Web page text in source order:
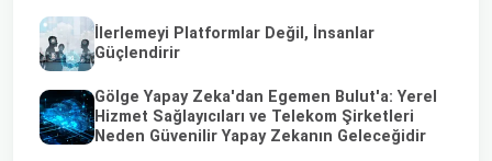
İlerlemeyi Platformlar Değil, İnsanlar
Güçlendirir
Gölge Yapay Zeka'dan Egemen Bulut'a: Yerel
Hizmet Sağlayıcıları ve Telekom Şirketleri
Neden Güvenilir Yapay Zekanın Geleceğidir